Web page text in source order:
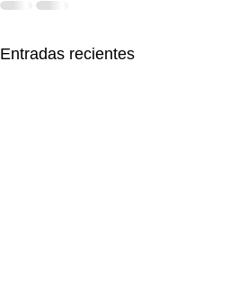
Entradas recientes